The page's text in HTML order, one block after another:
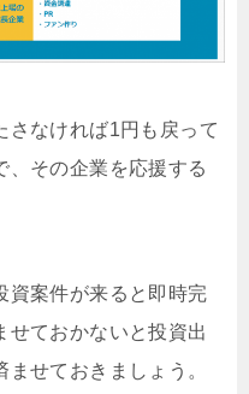
さなければ1円も戻って
、その企業を応援する
資案件が来ると即時完
せておかないと投資出
せておきましょう。